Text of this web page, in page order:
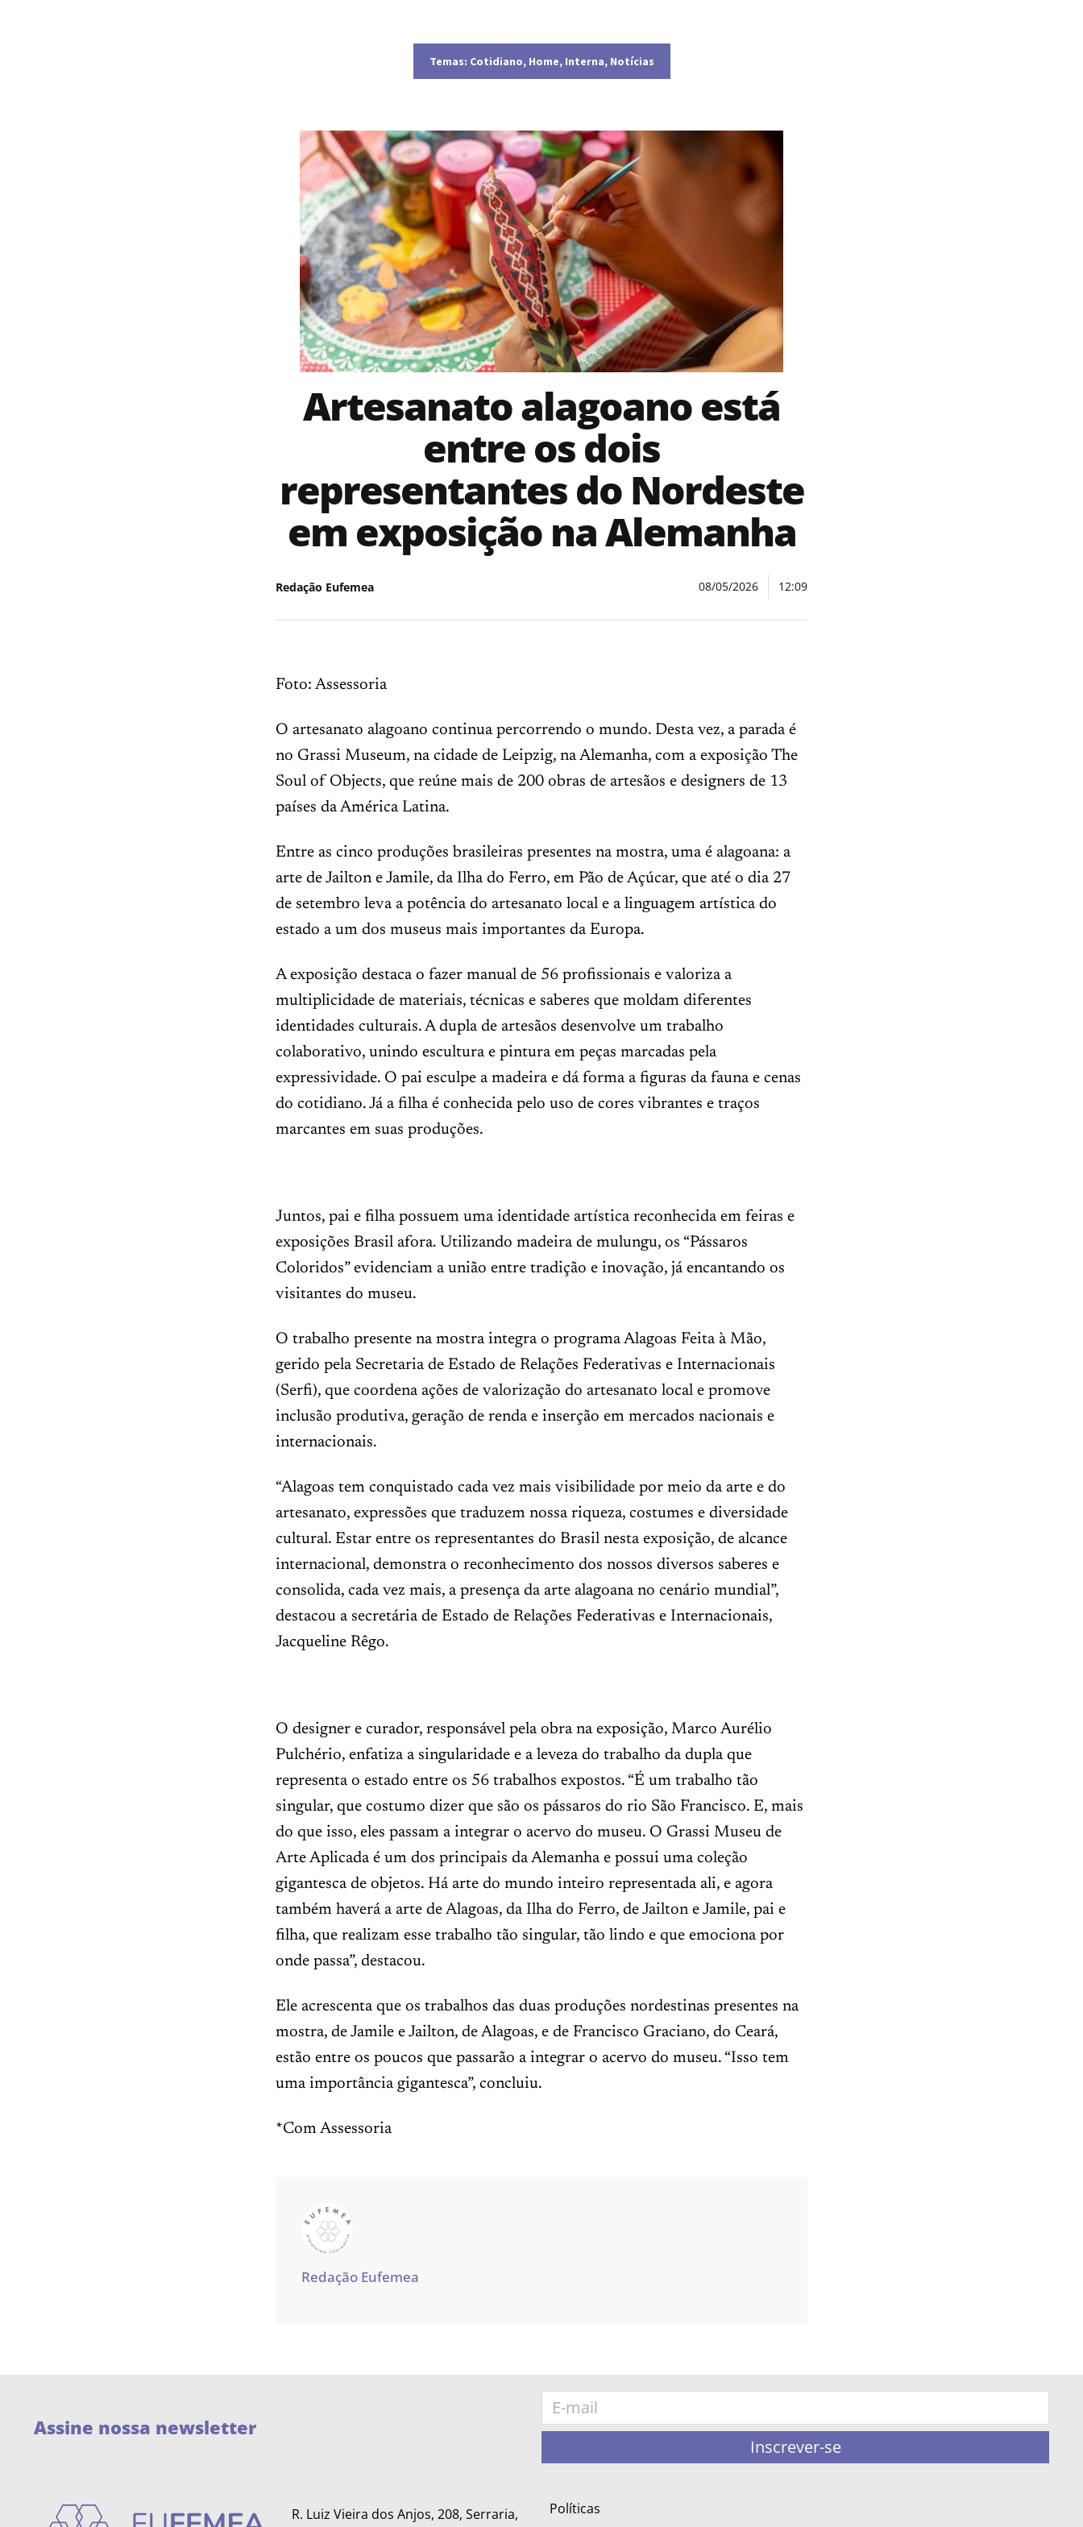
Temas: Cotidiano, Home, Interna, Notícias
Artesanato alagoano está
entre os dois
representantes do Nordeste
em exposição na Alemanha
Redação Eufemea 08/05/2026 12:09
Foto: Assessoria
O artesanato alagoano continua percorrendo o mundo. Desta vez, a parada é
no Grassi Museum, na cidade de Leipzig, na Alemanha, com a exposição The
Soul of Objects, que reúne mais de 200 obras de artesãos e designers de 13
países da América Latina.
Entre as cinco produções brasileiras presentes na mostra, uma é alagoana: a
arte de Jailton e Jamile, da Ilha do Ferro, em Pão de Açúcar, que até o dia 27
de setembro leva a potência do artesanato local e a linguagem artística do
estado a um dos museus mais importantes da Europa.
A exposição destaca o fazer manual de 56 profissionais e valoriza a
multiplicidade de materiais, técnicas e saberes que moldam diferentes
identidades culturais. A dupla de artesãos desenvolve um trabalho
colaborativo, unindo escultura e pintura em peças marcadas pela
expressividade. O pai esculpe a madeira e dá forma a figuras da fauna e cenas
do cotidiano. Já a filha é conhecida pelo uso de cores vibrantes e traços
marcantes em suas produções.
Juntos, pai e filha possuem uma identidade artística reconhecida em feiras e
exposições Brasil afora. Utilizando madeira de mulungu, os “Pássaros
Coloridos” evidenciam a união entre tradição e inovação, já encantando os
visitantes do museu.
O trabalho presente na mostra integra o programa Alagoas Feita à Mão,
gerido pela Secretaria de Estado de Relações Federativas e Internacionais
(Serfi), que coordena ações de valorização do artesanato local e promove
inclusão produtiva, geração de renda e inserção em mercados nacionais e
internacionais.
“Alagoas tem conquistado cada vez mais visibilidade por meio da arte e do
artesanato, expressões que traduzem nossa riqueza, costumes e diversidade
cultural. Estar entre os representantes do Brasil nesta exposição, de alcance
internacional, demonstra o reconhecimento dos nossos diversos saberes e
consolida, cada vez mais, a presença da arte alagoana no cenário mundial”,
destacou a secretária de Estado de Relações Federativas e Internacionais,
Jacqueline Rêgo.
O designer e curador, responsável pela obra na exposição, Marco Aurélio
Pulchério, enfatiza a singularidade e a leveza do trabalho da dupla que
representa o estado entre os 56 trabalhos expostos. “É um trabalho tão
singular, que costumo dizer que são os pássaros do rio São Francisco. E, mais
do que isso, eles passam a integrar o acervo do museu. O Grassi Museu de
Arte Aplicada é um dos principais da Alemanha e possui uma coleção
gigantesca de objetos. Há arte do mundo inteiro representada ali, e agora
também haverá a arte de Alagoas, da Ilha do Ferro, de Jailton e Jamile, pai e
filha, que realizam esse trabalho tão singular, tão lindo e que emociona por
onde passa”, destacou.
Ele acrescenta que os trabalhos das duas produções nordestinas presentes na
mostra, de Jamile e Jailton, de Alagoas, e de Francisco Graciano, do Ceará,
estão entre os poucos que passarão a integrar o acervo do museu. “Isso tem
uma importância gigantesca”, concluiu.
*Com Assessoria
Redação Eufemea
Assine nossa newsletter
Inscrever-se
R. Luiz Vieira dos Anjos, 208, Serraria,
Políticas